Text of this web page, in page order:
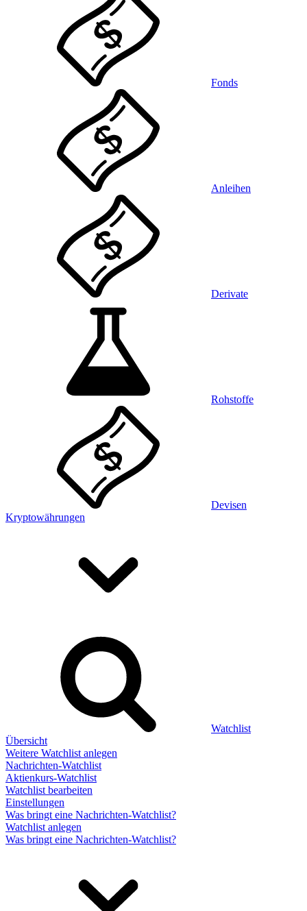
Fonds
Anleihen
Derivate
Rohstoffe
Devisen
Kryptowährungen
Watchlist
Übersicht
Weitere Watchlist anlegen
Nachrichten-Watchlist
Aktienkurs-Watchlist
Watchlist bearbeiten
Einstellungen
Was bringt eine Nachrichten-Watchlist?
Watchlist anlegen
Was bringt eine Nachrichten-Watchlist?